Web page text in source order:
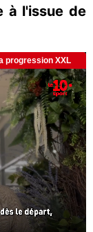
à l'issue de